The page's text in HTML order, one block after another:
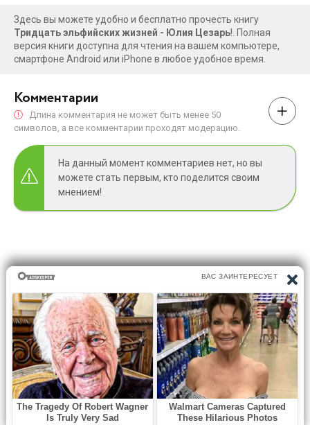
Здесь вы можете удобно и бесплатно прочесть книгу
Тридцать эльфийских жизней - Юлия Цезарь!. Полная
версия книги доступна для чтения на вашем компьютере,
смартфоне Android или iPhone в любое удобное время.
Комментарии
Длина комментария не может быть менее 50
символов, а все комментарии проходят модерацию.
На данный момент комментариев нет, но вы
можете стать первым, кто поделится своим
мнением!